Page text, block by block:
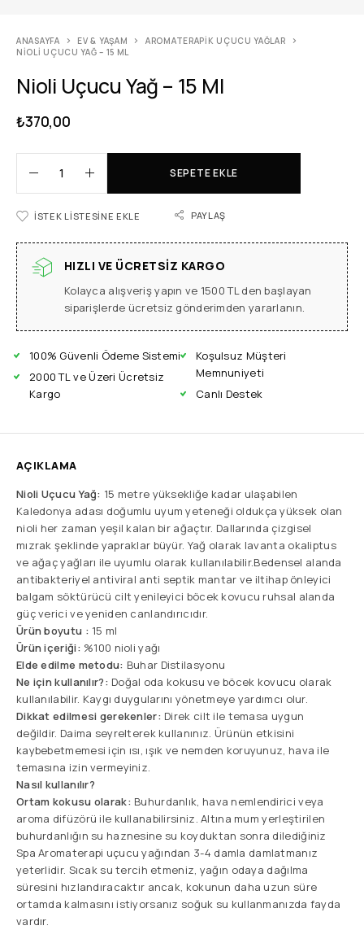
ANASAYFA EV & YAŞAM
AROMATERAPIK UÇUCU YAĞLAR
NIOLI UÇUCU YAĞ – 15 ML
Nioli Uçucu Yağ – 15 Ml
₺370,00
SEPETE EKLE
İSTEK LISTESINE EKLE PAYLAŞ
HIZLI VE ÜCRETSIZ KARGO
Kolayca alışveriş yapın ve 1500 TL den başlayan
siparişlerde ücretsiz gönderimden yararlanın.
100% Güvenli Ödeme Sistemi
2000 TL ve Üzeri Ücretsiz
Kargo
Koşulsuz Müşteri
Memnuniyeti
Canlı Destek
AÇIKLAMA
Nioli Uçucu Yağ: 15 metre yüksekliğe kadar ulaşabilen
Kaledonya adası doğumlu uyum yeteneği oldukça yüksek olan
nioli her zaman yeşil kalan bir ağaçtır. Dallarında çizgisel
mızrak şeklinde yapraklar büyür. Yağ olarak lavanta okaliptus
ve ağaç yağları ile uyumlu olarak kullanılabilir.Bedensel alanda
antibakteriyel antiviral anti septik mantar ve iltihap önleyici
balgam söktürücü cilt yenileyici böcek kovucu ruhsal alanda
güç verici ve yeniden canlandırıcıdır.
Ürün boyutu : 15 ml
Ürün içeriği: %100 nioli yağı
Elde edilme metodu: Buhar Distilasyonu
Ne için kullanılır?: Doğal oda kokusu ve böcek kovucu olarak
kullanılabilir. Kaygı duygularını yönetmeye yardımcı olur.
Dikkat edilmesi gerekenler: Direk cilt ile temasa uygun
değildir. Daima seyrelterek kullanınız. Ürünün etkisini
kaybebetmemesi için ısı, ışık ve nemden koruyunuz, hava ile
temasına izin vermeyiniz.
Nasıl kullanılır?
Ortam kokusu olarak: Buhurdanlık, hava nemlendirici veya
aroma difüzörü ile kullanabilirsiniz. Altına mum yerleştirilen
buhurdanlığın su haznesine su koyduktan sonra dilediğiniz
Spa Aromaterapi uçucu yağından 3-4 damla damlatmanız
yeterlidir. Sıcak su tercih etmeniz, yağın odaya dağılma
süresini hızlandıracaktır ancak, kokunun daha uzun süre
ortamda kalmasını istiyorsanız soğuk su kullanmanızda fayda
vardır.